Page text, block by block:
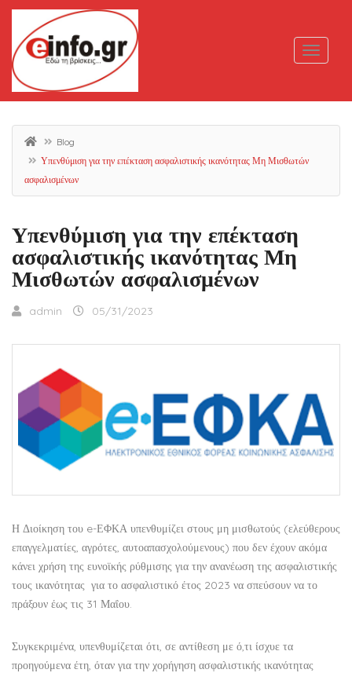
Blog
Υπενθύμιση για την επέκταση ασφαλιστικής ικανότητας Μη Μισθωτών
ασφαλισμένων
Υπενθύμιση για την επέκταση
ασφαλιστικής ικανότητας Μη
Μισθωτών ασφαλισμένων
admin 05/31/2023
Η Διοίκηση του e-ΕΦΚΑ υπενθυμίζει στους μη μισθωτούς (ελεύθερους
επαγγελματίες, αγρότες, αυτοαπασχολούμενους) που δεν έχουν ακόμα
κάνει χρήση της ευνοϊκής ρύθμισης για την ανανέωση της ασφαλιστικής
τους ικανότητας για το ασφαλιστικό έτος 2023 να σπεύσουν να το
πράξουν έως τις 31 Μαΐου.
Συγκεκριμένα, υπενθυμίζεται ότι, σε αντίθεση με ό,τι ίσχυε τα
προηγούμενα έτη, όταν για την χορήγηση ασφαλιστικής ικανότητας